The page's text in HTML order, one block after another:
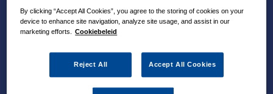
By clicking “Accept All Cookies”, you agree to the storing of cookies on your
device to enhance site navigation, analyze site usage, and assist in our
marketing efforts. Cookiebeleid
Reject All Accept All Cookies